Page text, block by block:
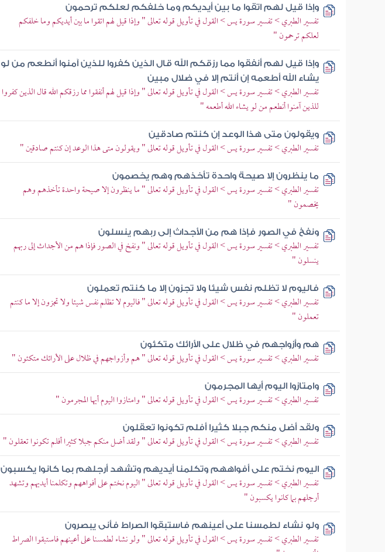
وإذا قيل لهم اتقوا ما بين أيديكم وما خلفكم لعلكم ترحمون
تفسير الطبري > تفسير سورة يس > القول في تأويل قوله تعالى " وإذا قيل لهم اتقوا ما بين أيديكم وما خلفكم
لعلكم ترحمون "
وإذا قيل لهم أنفقوا مما رزقكم الله قال الذين كفروا للذين آمنوا أنطعم من لو
يشاء الله أطعمه إن أنتم إلا في ضلال مبين
تفسير الطبري > تفسير سورة يس > القول في تأويل قوله تعالى " وإذا قيل لهم أنفقوا مما رزقكم الله قال الذين كفروا
للذين آمنوا أنطعم من لو يشاء الله أطعمه "
ويقولون متى هذا الوعد إن كنتم صادقين
تفسير الطبري > تفسير سورة يس > القول في تأويل قوله تعالى " ويقولون متى هذا الوعد إن كنتم صادقين "
ما ينظرون إلا صيحة واحدة تأخذهم وهم يخصمون
تفسير الطبري > تفسير سورة يس > القول في تأويل قوله تعالى " ما ينظرون إلا صيحة واحدة تأخذهم وهم
يخصمون "
ونفخ في الصور فإذا هم من الأجداث إلى ربهم ينسلون
تفسير الطبري > تفسير سورة يس > القول في تأويل قوله تعالى " ونفخ في الصور فإذا هم من الأجداث إلى ربهم
ينسلون "
فاليوم لا تظلم نفس شيئا ولا تجزون إلا ما كنتم تعملون
تفسير الطبري > تفسير سورة يس > القول في تأويل قوله تعالى " فاليوم لا تظلم نفس شيئا ولا تجزون إلا ما كنتم
تعملون "
هم وأزواجهم في ظلال على الأرائك متكئون
تفسير الطبري > تفسير سورة يس > القول في تأويل قوله تعالى " هم وأزواجهم في ظلال على الأرائك متكئون "
وامتازوا اليوم أيها المجرمون
تفسير الطبري > تفسير سورة يس > القول في تأويل قوله تعالى " وامتازوا اليوم أيها المجرمون "
ولقد أضل منكم جبلا كثيرا أفلم تكونوا تعقلون
تفسير الطبري > تفسير سورة يس > القول في تأويل قوله تعالى " ولقد أضل منكم جبلا كثيرا أفلم تكونوا تعقلون "
اليوم نختم على أفواههم وتكلمنا أيديهم وتشهد أرجلهم بما كانوا يكسبون
تفسير الطبري > تفسير سورة يس > القول في تأويل قوله تعالى " اليوم نختم على أفواههم وتكلمنا أيديهم وتشهد
أرجلهم بما كانوا يكسبون "
ولو نشاء لطمسنا على أعينهم فاستبقوا الصراط فأنى يبصرون
تفسير الطبري > تفسير سورة يس > القول في تأويل قوله تعالى " ولو نشاء لطمسنا على أعينهم فاستبقوا الصراط